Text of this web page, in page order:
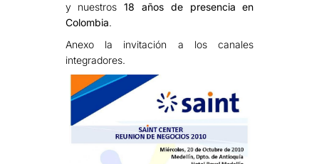
y nuestros18 años de presencia en
Colombia.
Anexo la invitación a los canales
integradores.